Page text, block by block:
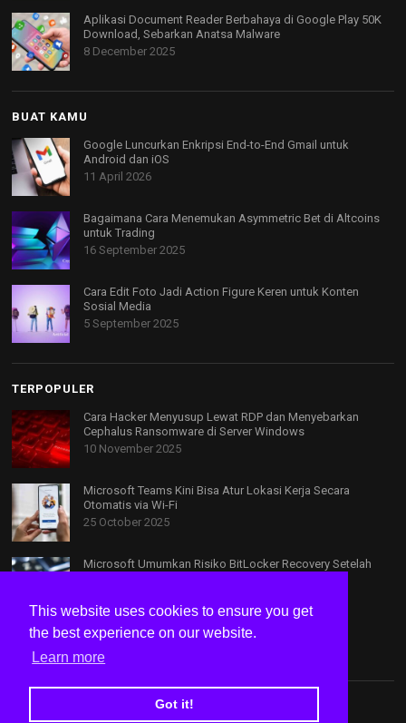
This website uses cookies to ensure you get
the best experience on our website.
Learn more
Got it!
Aplikasi Document Reader Berbahaya di Google Play 50K
Download, Sebarkan Anatsa Malware
8 December 2025
BUAT KAMU
Google Luncurkan Enkripsi End-to-End Gmail untuk
Android dan iOS
11 April 2026
Bagaimana Cara Menemukan Asymmetric Bet di Altcoins
untuk Trading
16 September 2025
Cara Edit Foto Jadi Action Figure Keren untuk Konten
Sosial Media
5 September 2025
TERPOPULER
Cara Hacker Menyusup Lewat RDP dan Menyebarkan
Cephalus Ransomware di Server Windows
10 November 2025
Microsoft Teams Kini Bisa Atur Lokasi Kerja Secara
Otomatis via Wi-Fi
25 October 2025
Microsoft Umumkan Risiko BitLocker Recovery Setelah
Privacy Policy
Speed Test Internet